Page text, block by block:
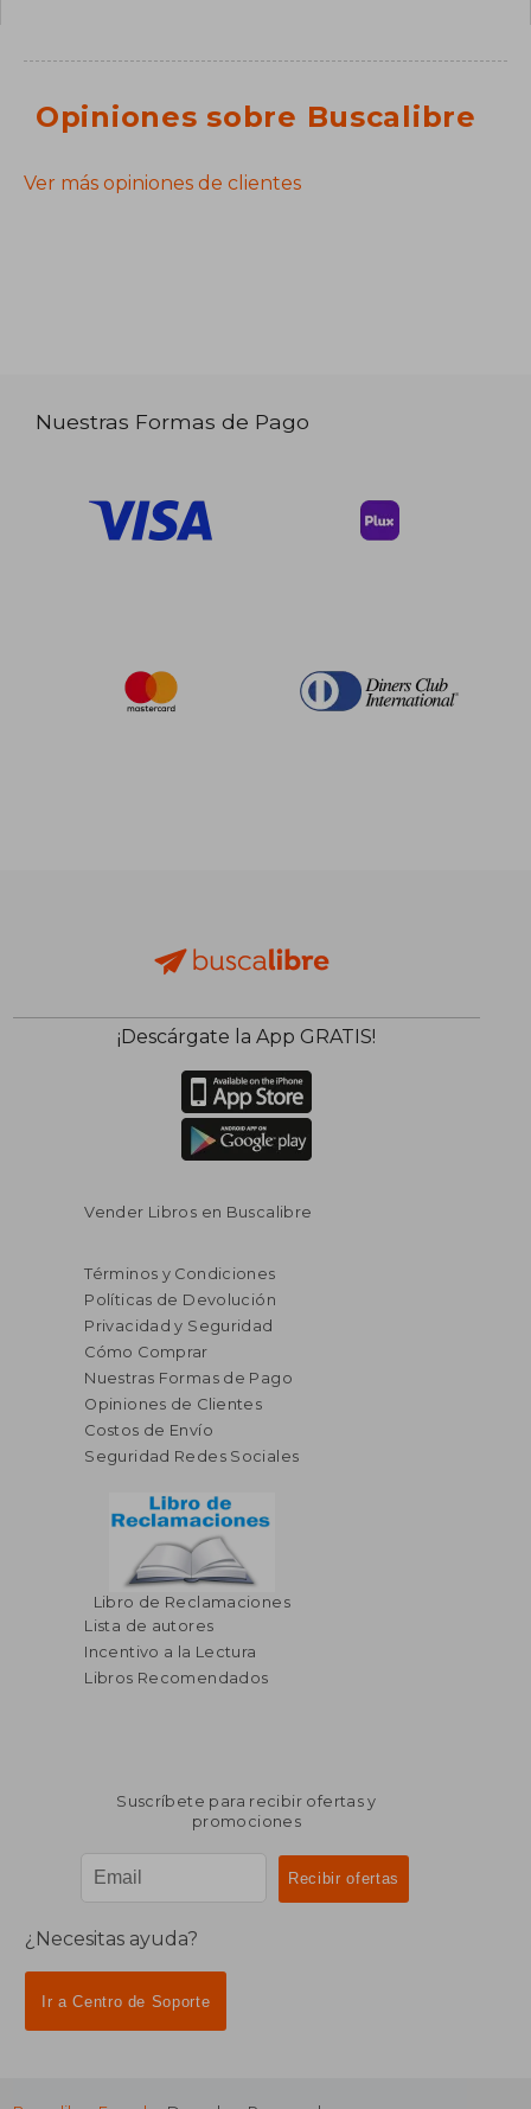
Opiniones sobre Buscalibre
Ver más opiniones de clientes
Nuestras Formas de Pago
¡Descárgate la App GRATIS!
Vender Libros en Buscalibre
Términos y Condiciones
Políticas de Devolución
Privacidad y Seguridad
Cómo Comprar
Nuestras Formas de Pago
Opiniones de Clientes
Costos de Envío
Seguridad Redes Sociales
Libro de Reclamaciones
Lista de autores
Incentivo a la Lectura
Libros Recomendados
Suscríbete para recibir ofertas y
promociones
¿Necesitas ayuda?
Ir a Centro de Soporte